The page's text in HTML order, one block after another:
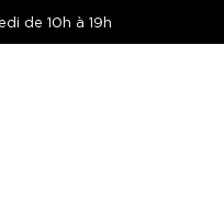
de 10h à 19h